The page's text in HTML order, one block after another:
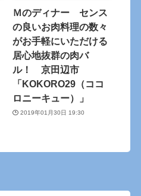
Ｍのディナー センス
の良いお肉料理の数々
がお手軽にいただける
居心地抜群の肉バ
ル！ 京田辺市
「KOKORO29（ココ
ロニーキュー）」
2019年01月30日 19:30